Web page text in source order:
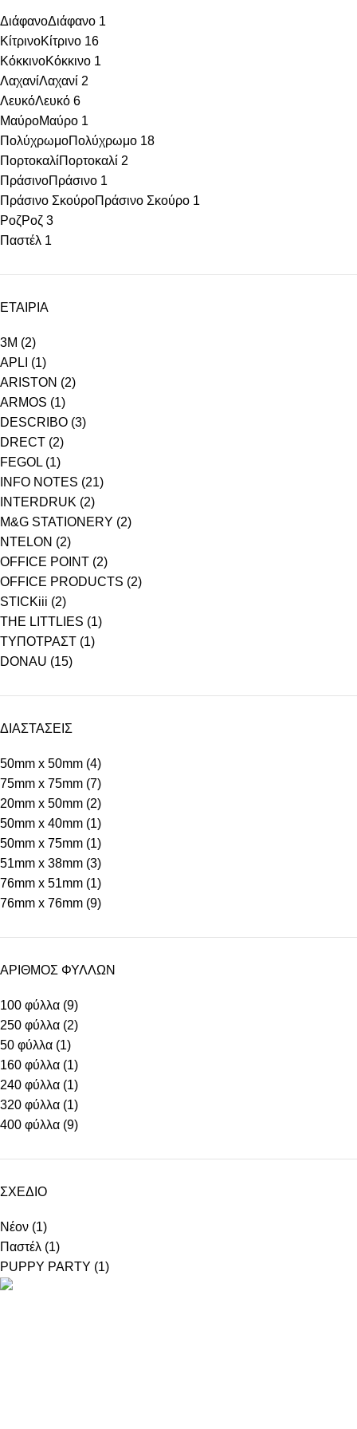
ΔιάφανοΔιάφανο 1
ΚίτρινοΚίτρινο 16
ΚόκκινοΚόκκινο 1
ΛαχανίΛαχανί 2
ΛευκόΛευκό 6
ΜαύροΜαύρο 1
ΠολύχρωμοΠολύχρωμο 18
ΠορτοκαλίΠορτοκαλί 2
ΠράσινοΠράσινο 1
Πράσινο ΣκούροΠράσινο Σκούρο 1
ΡοζΡοζ 3
Παστέλ 1
ΕΤΑΙΡΙΑ
3M (2)
APLI (1)
ARISTON (2)
ARMOS (1)
DESCRIBO (3)
DRECT (2)
FEGOL (1)
INFO NOTES (21)
INTERDRUK (2)
M&G STATIONERY (2)
NTELON (2)
OFFICE POINT (2)
OFFICE PRODUCTS (2)
STICKiii (2)
THE LITTLIES (1)
ΤΥΠΟΤΡΑΣΤ (1)
DONAU (15)
ΔΙΑΣΤΑΣΕΙΣ
50mm x 50mm (4)
75mm x 75mm (7)
20mm x 50mm (2)
50mm x 40mm (1)
50mm x 75mm (1)
51mm x 38mm (3)
76mm x 51mm (1)
76mm x 76mm (9)
ΑΡΙΘΜΟΣ ΦΥΛΛΩΝ
100 φύλλα (9)
250 φύλλα (2)
50 φύλλα (1)
160 φύλλα (1)
240 φύλλα (1)
320 φύλλα (1)
400 φύλλα (9)
ΣΧΕΔΙΟ
Νέον (1)
Παστέλ (1)
PUPPY PARTY (1)